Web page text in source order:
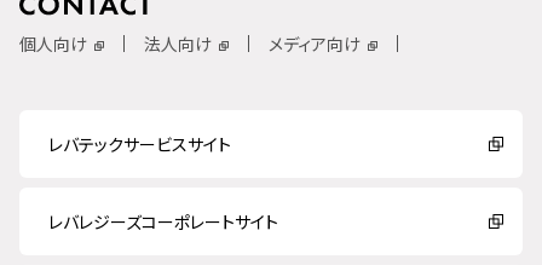
個人向け 法人向け メディア向け
レバテックサービスサイト
レバレジーズコーポレートサイト